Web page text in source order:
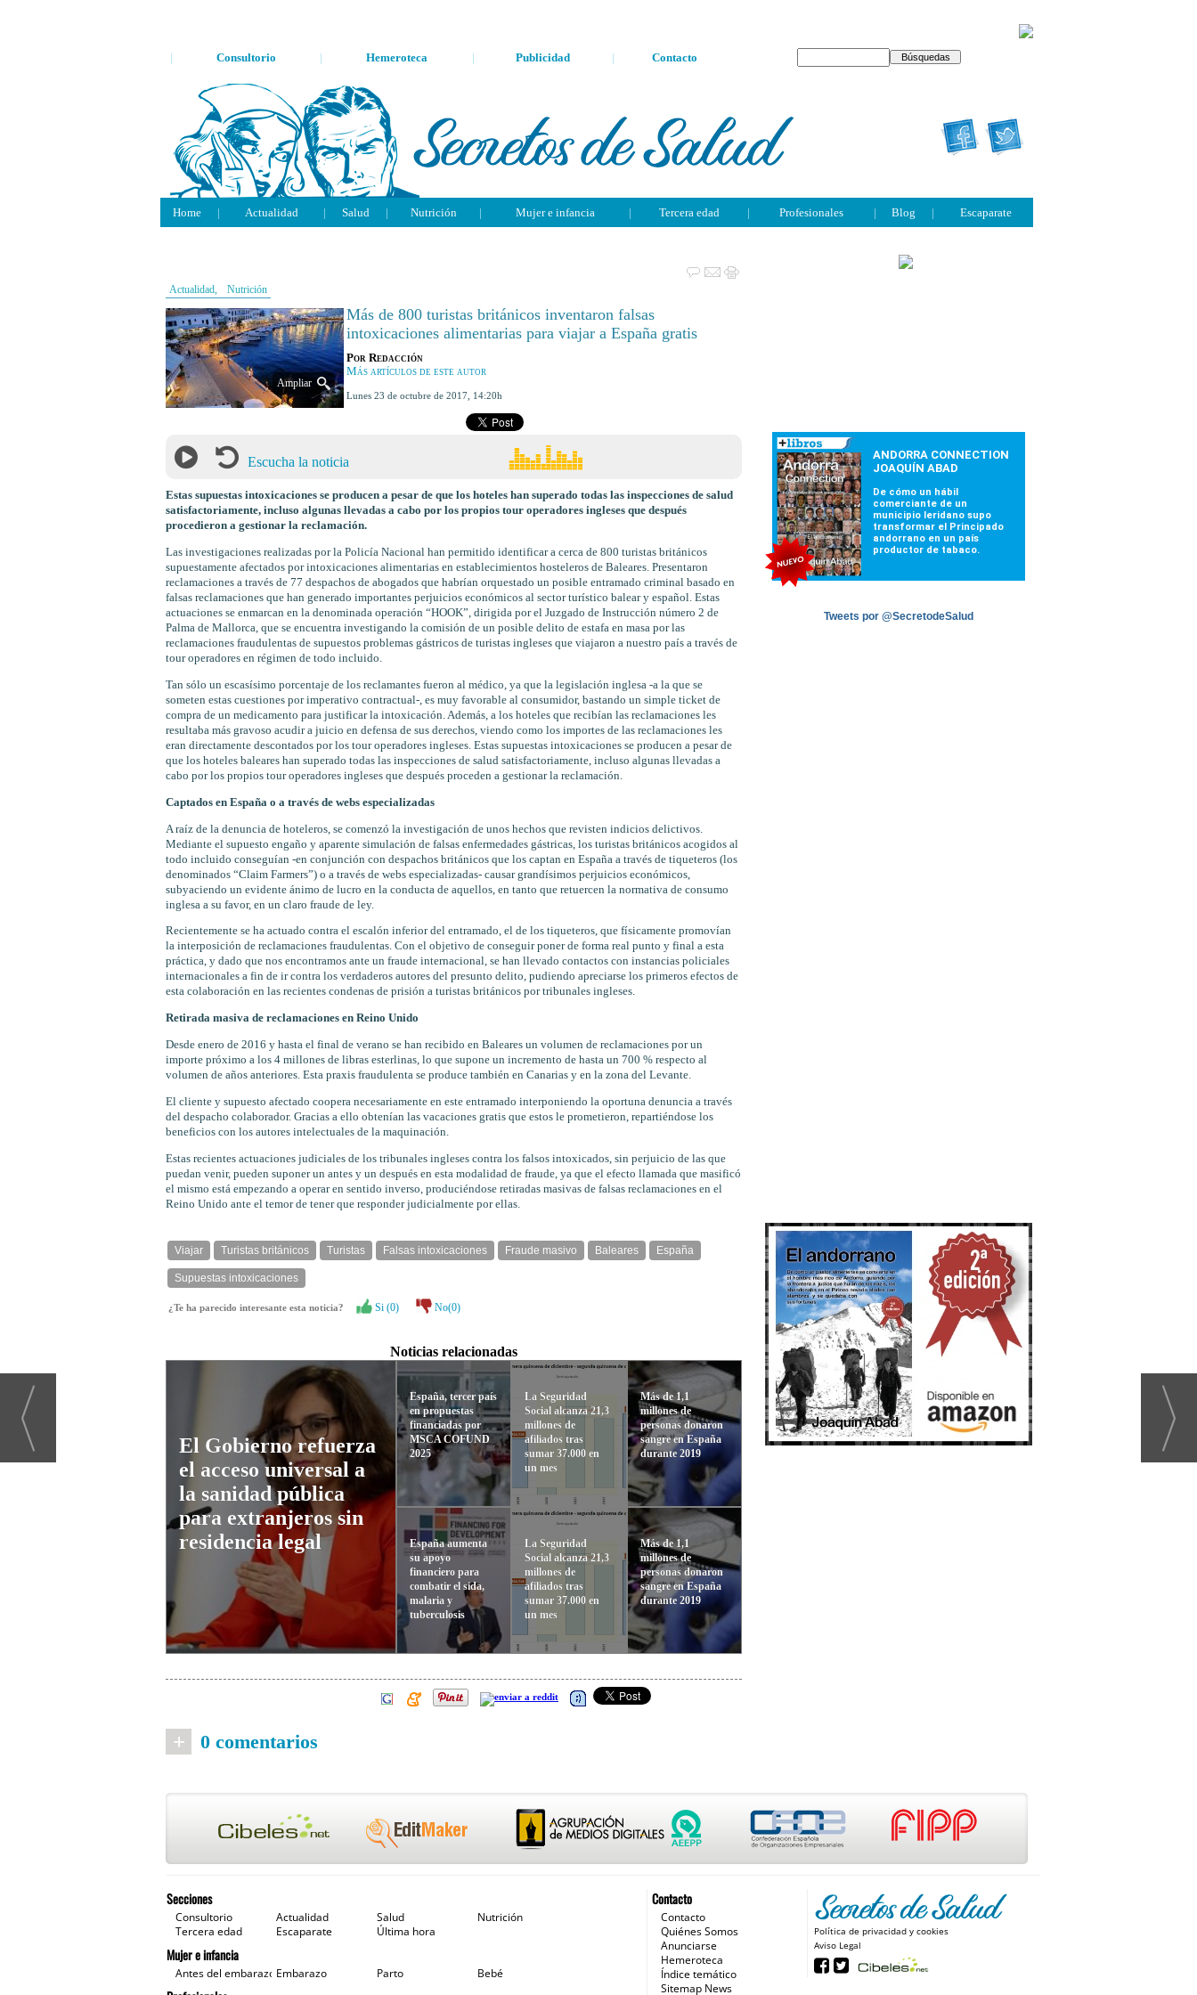
| Consultorio | Hemeroteca | Publicidad | Contacto
Home | Actualidad | Salud | Nutrición | Mujer e infancia | Tercera edad | Profesionales | Blog | Escaparate
Actualidad, Nutrición
Ampliar
Más de 800 turistas británicos inventaron falsas
intoxicaciones alimentarias para viajar a España gratis
Por Redacción
Más artículos de este autor
lunes 23 de octubre de 2017 14:20h
Escucha la noticia
Estas supuestas intoxicaciones se producen a pesar de que los hoteles han superado todas las inspecciones de salud
satisfactoriamente, incluso algunas llevadas a cabo por los propios tour operadores ingleses que después
procedieron a gestionar la reclamación.
Las investigaciones realizadas por la Policía Nacional han permitido identificar a cerca de 800 turistas británicos
supuestamente afectados por intoxicaciones alimentarias en establecimientos hosteleros de Baleares. Presentaron
reclamaciones a través de 77 despachos de abogados que habrían orquestado un posible entramado criminal basado en
falsas reclamaciones que han generado importantes perjuicios económicos al sector turístico balear y español. Estas
actuaciones se enmarcan en la denominada operación “HOOK”, dirigida por el Juzgado de Instrucción número 2 de
Palma de Mallorca, que se encuentra investigando la comisión de un posible delito de estafa en masa por las
reclamaciones fraudulentas de supuestos problemas gástricos de turistas ingleses que viajaron a nuestro país a través de
tour operadores en régimen de todo incluido.
Tan sólo un escasísimo porcentaje de los reclamantes fueron al médico, ya que la legislación inglesa -a la que se
someten estas cuestiones por imperativo contractual-, es muy favorable al consumidor, bastando un simple ticket de
compra de un medicamento para justificar la intoxicación. Además, a los hoteles que recibían las reclamaciones les
resultaba más gravoso acudir a juicio en defensa de sus derechos, viendo como los importes de las reclamaciones les
eran directamente descontados por los tour operadores ingleses. Estas supuestas intoxicaciones se producen a pesar de
que los hoteles baleares han superado todas las inspecciones de salud satisfactoriamente, incluso algunas llevadas a
cabo por los propios tour operadores ingleses que después proceden a gestionar la reclamación.
Captados en España o a través de webs especializadas
A raíz de la denuncia de hoteleros, se comenzó la investigación de unos hechos que revisten indicios delictivos.
Mediante el supuesto engaño y aparente simulación de falsas enfermedades gástricas, los turistas británicos acogidos al
todo incluido conseguían -en conjunción con despachos británicos que los captan en España a través de tiqueteros (los
denominados “Claim Farmers”) o a través de webs especializadas- causar grandísimos perjuicios económicos,
subyaciendo un evidente ánimo de lucro en la conducta de aquellos, en tanto que retuercen la normativa de consumo
inglesa a su favor, en un claro fraude de ley.
Recientemente se ha actuado contra el escalón inferior del entramado, el de los tiqueteros, que físicamente promovían
la interposición de reclamaciones fraudulentas. Con el objetivo de conseguir poner de forma real punto y final a esta
práctica, y dado que nos encontramos ante un fraude internacional, se han llevado contactos con instancias policiales
internacionales a fin de ir contra los verdaderos autores del presunto delito, pudiendo apreciarse los primeros efectos de
esta colaboración en las recientes condenas de prisión a turistas británicos por tribunales ingleses.
Retirada masiva de reclamaciones en Reino Unido
Desde enero de 2016 y hasta el final de verano se han recibido en Baleares un volumen de reclamaciones por un
importe próximo a los 4 millones de libras esterlinas, lo que supone un incremento de hasta un 700 % respecto al
volumen de años anteriores. Esta praxis fraudulenta se produce también en Canarias y en la zona del Levante.
El cliente y supuesto afectado coopera necesariamente en este entramado interponiendo la oportuna denuncia a través
del despacho colaborador. Gracias a ello obtenían las vacaciones gratis que estos le prometieron, repartiéndose los
beneficios con los autores intelectuales de la maquinación.
Estas recientes actuaciones judiciales de los tribunales ingleses contra los falsos intoxicados, sin perjuicio de las que
puedan venir, pueden suponer un antes y un después en esta modalidad de fraude, ya que el efecto llamada que masificó
el mismo está empezando a operar en sentido inverso, produciéndose retiradas masivas de falsas reclamaciones en el
Reino Unido ante el temor de tener que responder judicialmente por ellas.
Viajar Turistas británicos Turistas Falsas intoxicaciones Fraude masivo Baleares España
Supuestas intoxicaciones
¿Te ha parecido interesante esta noticia? Si (0) No(0)
Noticias relacionadas
El Gobierno refuerza
el acceso universal a
la sanidad pública
para extranjeros sin
residencia legal
España, tercer país
en propuestas
financiadas por
MSCA COFUND
2025
España aumenta
su apoyo
financiero para
combatir el sida,
malaria y
tuberculosis
La Seguridad
Social alcanza 21,3
millones de
afiliados tras
sumar 37.000 en
un mes
La Seguridad
Social alcanza 21,3
millones de
afiliados tras
sumar 37.000 en
un mes
Más de 1,1
millones de
personas donaron
sangre en España
durante 2019
Más de 1,1
millones de
personas donaron
sangre en España
durante 2019
+ 0 comentarios
Tweets por @SecretodeSalud
Contacto
Contacto
Quiénes Somos
Anunciarse
Hemeroteca
Índice temático
Sitemap News
Política de privacidad y cookies
Aviso Legal
Secciones
Consultorio Actualidad Salud
Nutrición
Tercera edad
Escaparate Última hora
Mujer e infancia
Antes del embarazo Embarazo Parto Bebé